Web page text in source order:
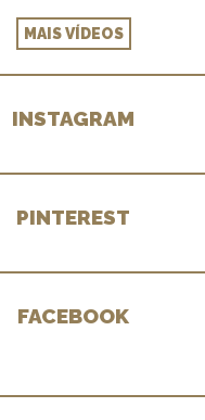
MAIS VÍDEOS
INSTAGRAM
PINTEREST
FACEBOOK